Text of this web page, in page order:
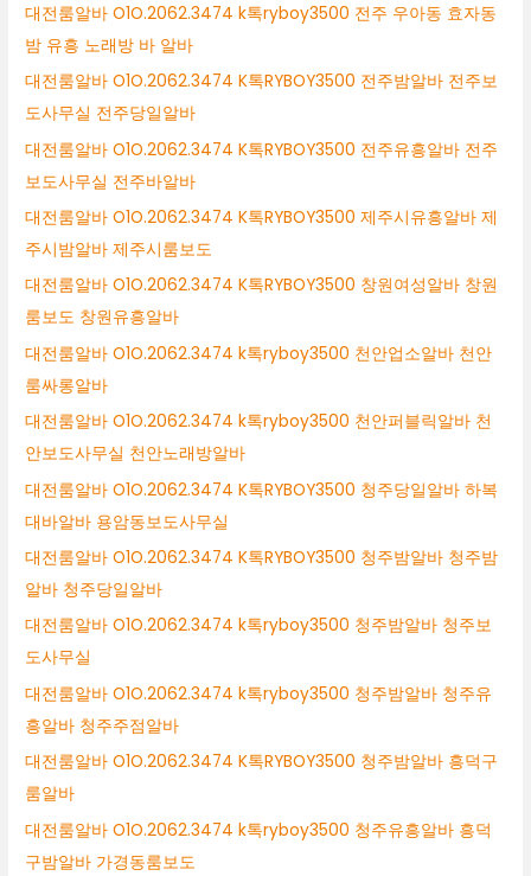
대전룸알바 O1O.2062.3474 k톡ryboy3500 전주 우아동 효자동
밤 유흥 노래방 바 알바
대전룸알바 O1O.2062.3474 K톡RYBOY3500 전주밤알바 전주보
도사무실 전주당일알바
대전룸알바 O1O.2062.3474 K톡RYBOY3500 전주유흥알바 전주
보도사무실 전주바알바
대전룸알바 O1O.2062.3474 K톡RYBOY3500 제주시유흥알바 제
주시밤알바 제주시룸보도
대전룸알바 O1O.2062.3474 K톡RYBOY3500 창원여성알바 창원
룸보도 창원유흥알바
대전룸알바 O1O.2062.3474 k톡ryboy3500 천안업소알바 천안
룸싸롱알바
대전룸알바 O1O.2062.3474 k톡ryboy3500 천안퍼블릭알바 천
안보도사무실 천안노래방알바
대전룸알바 O1O.2062.3474 K톡RYBOY3500 청주당일알바 하복
대바알바 용암동보도사무실
대전룸알바 O1O.2062.3474 K톡RYBOY3500 청주밤알바 청주밤
알바 청주당일알바
대전룸알바 O1O.2062.3474 k톡ryboy3500 청주밤알바 청주보
도사무실
대전룸알바 O1O.2062.3474 k톡ryboy3500 청주밤알바 청주유
흥알바 청주주점알바
대전룸알바 O1O.2062.3474 K톡RYBOY3500 청주밤알바 흥덕구
룸알바
대전룸알바 O1O.2062.3474 k톡ryboy3500 청주유흥알바 흥덕
구밤알바 가경동룸보도